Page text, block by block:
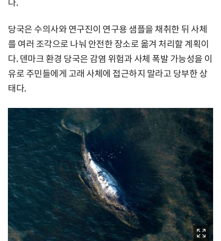
다.
당국은 수의사와 연구진이 연구용 샘플을 채취한 뒤 사체
를 여러 조각으로 나눠 안전한 장소로 옮겨 처리할 계획이
다. 덴마크 환경 당국은 감염 위험과 사체 폭발 가능성을 이
유로 주민들에게 고래 사체에 접근하지 말라고 당부한 상
태다.